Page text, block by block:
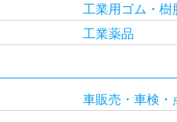
工業用ゴム・
工業薬品
車販売・車検